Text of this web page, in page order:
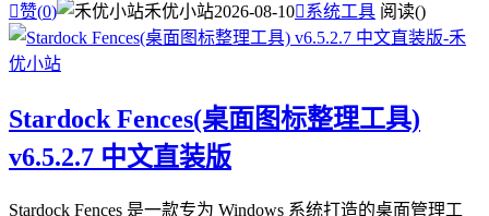
赞(0) 禾优小站2026-08-10系统工具 阅读()
Stardock Fences(桌面图标整理工具)
v6.5.2.7 中文直装版
Stardock Fences 是一款专为 Windows 系统打造的桌面管理工